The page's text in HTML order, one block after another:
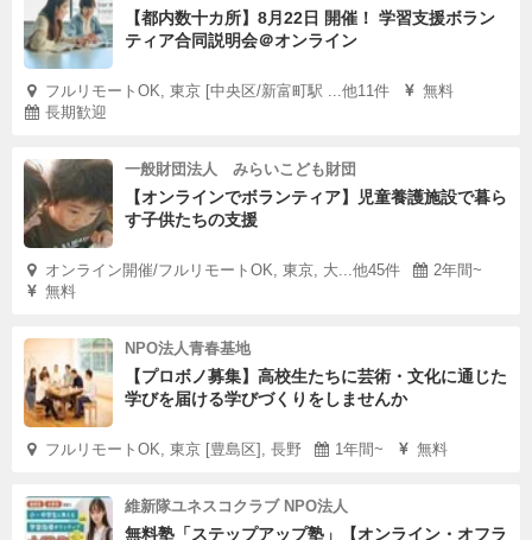
【都内数十カ所】8月22日 開催！ 学習支援ボラン
ティア合同説明会＠オンライン
フルリモートOK, 東京 [中央区/新富町駅 ...他11件
無料
長期歓迎
一般財団法人 みらいこども財団
【オンラインでボランティア】児童養護施設で暮ら
す子供たちの支援
オンライン開催/フルリモートOK, 東京, 大...他45件
2年間~
無料
NPO法人青春基地
【プロボノ募集】高校生たちに芸術・文化に通じた
学びを届ける学びづくりをしませんか
フルリモートOK, 東京 [豊島区], 長野 1年間~ 無料
維新隊ユネスコクラブ NPO法人
無料塾「ステップアップ塾」【オンライン・オフラ